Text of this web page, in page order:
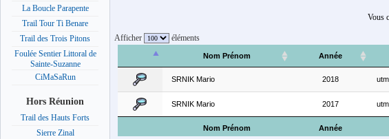
La Boucle Parapente
Trail Tour Ti Benare
Trail des Trois Pitons
Foulée Sentier Littoral de
Sainte-Suzanne
CiMaSaRun
Hors Réunion
Trail des Hauts Forts
Sierre Zinal
Vous
Afficher éléments
Nom Prénom Année
Nom Prénom Année
SRNIK Mario 2018
SRNIK Mario 2017